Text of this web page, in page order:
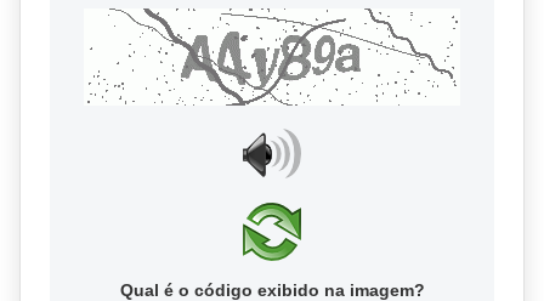
Qual é o código exibido na imagem?